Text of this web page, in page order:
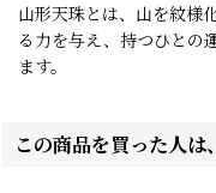
山形天珠とは、山を紋様
る力を与え、持つひとの
ます。
この商品を買った人